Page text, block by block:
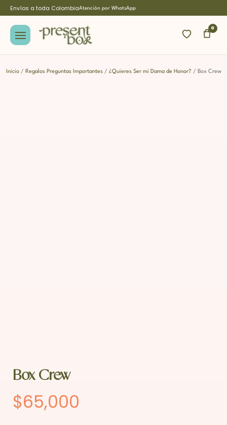
Envíos a toda ColombiaAtención por WhatsApp
0
Inicio/ Regalos Preguntas Importantes/ ¿Quieres Ser mi Dama de Honor? / Box Crew
Box Crew
$65,000